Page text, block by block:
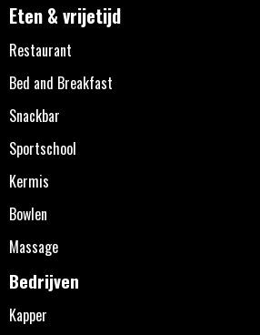
Eten & vrijetijd
Restaurant
Bed and Breakfast
Snackbar
Sportschool
Kermis
Bowlen
Massage
Bedrijven
Kapper